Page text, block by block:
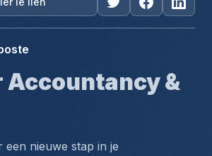
&
een nieuwe stap in je